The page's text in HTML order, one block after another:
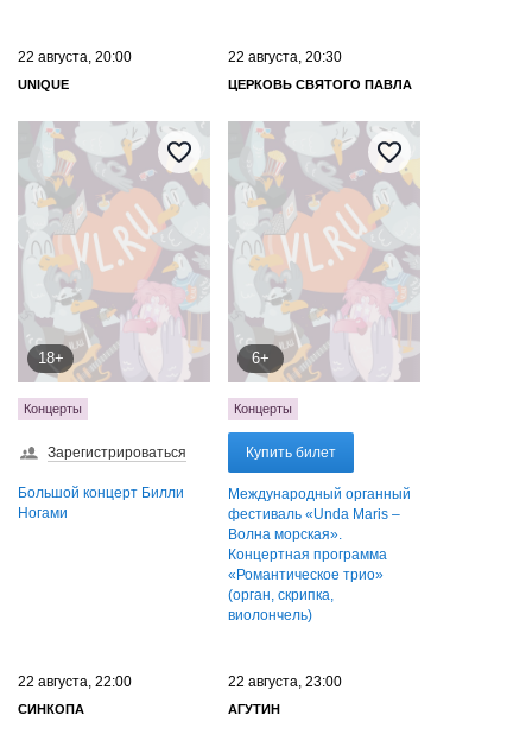
22 августа, 20:00
UNIQUE
18+
Концерты
Зарегистрироваться
Большой концерт Билли
Ногами
22 августа, 20:30
ЦЕРКОВЬ СВЯТОГО ПАВЛА
6+
Концерты
Купить билет
Международный органный
фестиваль «Unda Maris –
Волна морская».
Концертная программа
«Романтическое трио»
(орган, скрипка,
виолончель)
22 августа, 22:00
СИНКОПА
22 августа, 23:00
АГУТИН